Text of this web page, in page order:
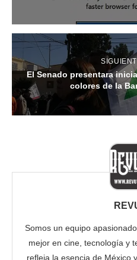
El Senado presentara
colores de la
Somos un equipo
mejor en cine, tecnología y
refleja la esencia de México